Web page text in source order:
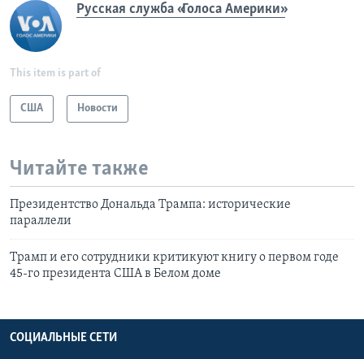
Русская служба «Голоса Америки»
This item is part of
США Новости
Читайте также
Президентство Дональда Трампа: исторические
параллели
Трамп и его сотрудники критикуют книгу о первом годе
45-го президента США в Белом доме
СОЦИАЛЬНЫЕ СЕТИ